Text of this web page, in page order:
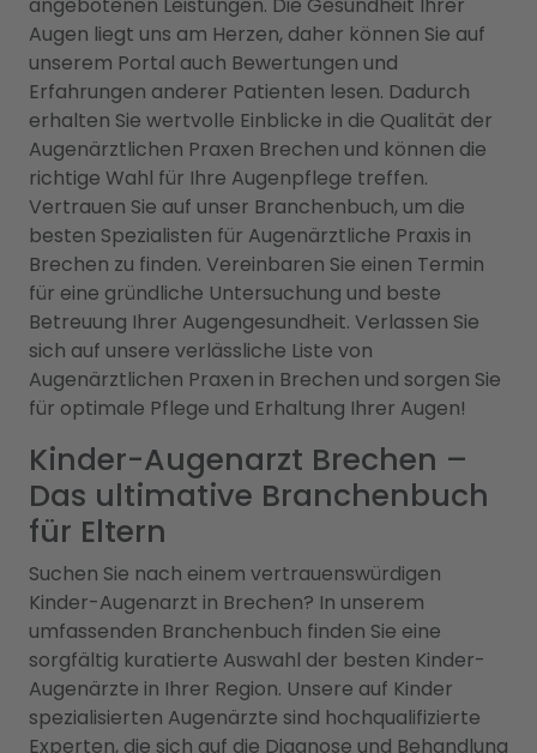
Augen liegt uns am Herzen, daher können Sie auf
unserem Portal auch Bewertungen und
Erfahrungen anderer Patienten lesen. Dadurch
erhalten Sie wertvolle Einblicke in die Qualität der
Augenärztlichen Praxen Brechen und können die
richtige Wahl für Ihre Augenpflege treffen.
Vertrauen Sie auf unser Branchenbuch, um die
besten Spezialisten für Augenärztliche Praxis in
Brechen zu finden. Vereinbaren Sie einen Termin
für eine gründliche Untersuchung und beste
Betreuung Ihrer Augengesundheit. Verlassen Sie
sich auf unsere verlässliche Liste von
Augenärztlichen Praxen in Brechen und sorgen Sie
für optimale Pflege und Erhaltung Ihrer Augen!
Kinder-Augenarzt Brechen –
Das ultimative Branchenbuch
für Eltern
Suchen Sie nach einem vertrauenswürdigen
Kinder-Augenarzt in Brechen? In unserem
umfassenden Branchenbuch finden Sie eine
sorgfältig kuratierte Auswahl der besten Kinder-
Augenärzte in Ihrer Region. Unsere auf Kinder
spezialisierten Augenärzte sind hochqualifizierte
Experten, die sich auf die Diagnose und Behandlung